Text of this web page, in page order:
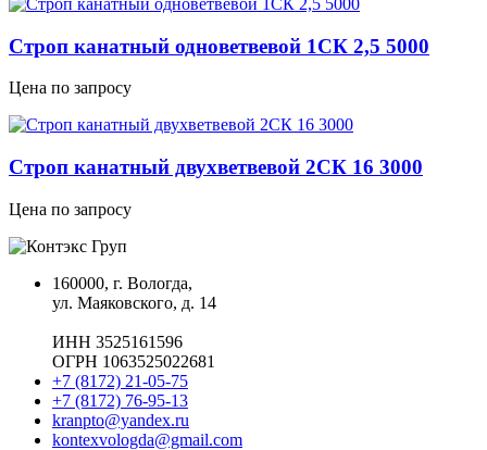
Строп канатный одноветвевой 1СК 2,5 5000
Цена по запросу
Строп канатный двухветвевой 2СК 16 3000
Цена по запросу
160000, г. Вологда,
ул. Маяковского, д. 14
ИНН 3525161596
ОГРН 1063525022681
+7 (8172) 21-05-75
+7 (8172) 76-95-13
kranpto@yandex.ru
kontexvologda@gmail.com